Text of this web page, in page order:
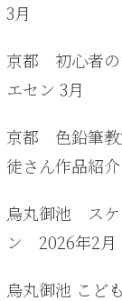
3月
京都 初心者の
エセン 3月
京都 色鉛筆
徒さん作品紹介
烏丸御池 ス
ン 2026年2月
烏丸御池 こど